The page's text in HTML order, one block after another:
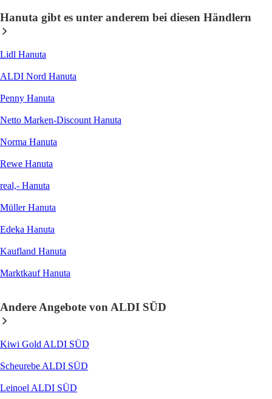
Hanuta gibt es unter anderem bei diesen Händlern
Lidl Hanuta
ALDI Nord Hanuta
Penny Hanuta
Netto Marken-Discount Hanuta
Norma Hanuta
Rewe Hanuta
real,- Hanuta
Müller Hanuta
Edeka Hanuta
Kaufland Hanuta
Marktkauf Hanuta
Andere Angebote von ALDI SÜD
Kiwi Gold ALDI SÜD
Scheurebe ALDI SÜD
Leinoel ALDI SÜD